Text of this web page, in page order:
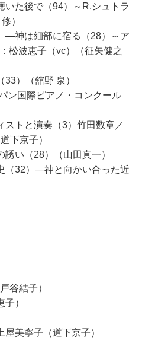
た後で（94）～R.シュトラ
）
―神は細部に宿る（28）～ア
松波恵子（vc）（征矢健之
）（舘野 泉）
ン国際ピアノ・コンクール
ストと演奏（3）竹田数章／
下京子）
い（28）（山田真一）
（32）―神と向かい合った近
谷結子）
）
美寧子（道下京子）